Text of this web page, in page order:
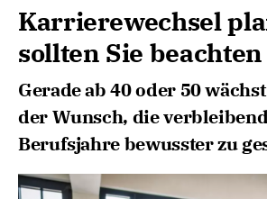
Karrierewechsel
sollten Sie beachten
Gerade ab 40 oder 50
der Wunsch, die
Berufsjahre bewusster zu